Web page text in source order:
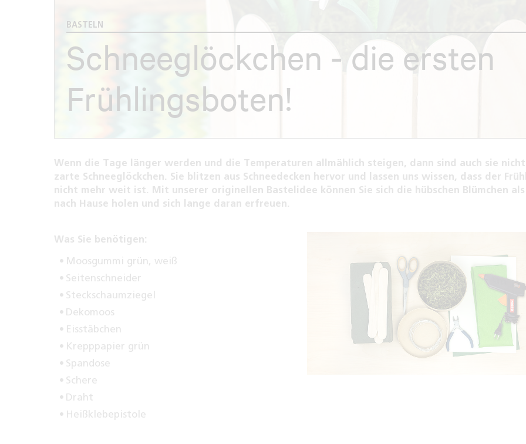
BASTELN
Schneeglöckchen - die ersten
Frühlingsboten!
Wenn die Tage länger werden und die Temperaturen allmählich steigen, dann sind auch sie
zarte Schneeglöckchen. Sie blitzen aus Schneedecken hervor und lassen uns wissen, dass der
nicht mehr weit ist. Mit unserer originellen Bastelidee können Sie sich die hübschen Blümchen als
nach Hause holen und sich lange daran erfreuen.
Was Sie benötigen:
Moosgummi grün, weiß
Seitenschneider
Steckschaumziegel
Dekomoos
Eisstäbchen
Krepppapier grün
Spandose
Schere
Draht
Heißklebepistole